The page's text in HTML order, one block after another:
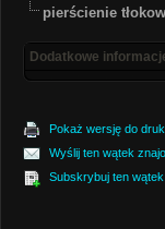
pierścienie
Dodatkowe
Pokaż wersję do
Wyślij ten wątek
Subskrybuj ten wątek